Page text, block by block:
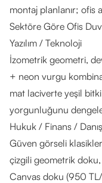
montaj planlanır; ofis
Sektöre Göre Ofis
Yazılım / Teknoloji
İzometrik geometri,
+ neon vurgu
mat laciverte yeşil
yorgunluğunu
Hukuk / Finans /
Güven görseli
çizgili geometrik
Canvas doku (950